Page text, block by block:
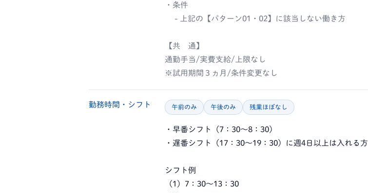
・条件
- 上記の【パターン01・02】に該当しない働き方
【共 通】
通勤手当/実費支給/上限なし
※試用期間３ヵ月/条件変更なし
勤務時間・シフト 午前のみ 午後のみ 残業ほぼなし
・早番シフト（7：30～8：30）
・遅番シフト（17：30～19：30）に週4日以上は入れる方
シフト例
（1）7：30～13：30